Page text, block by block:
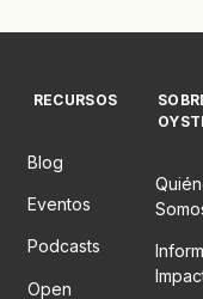
RECURSOS
Blog
Eventos
Podcasts
Open